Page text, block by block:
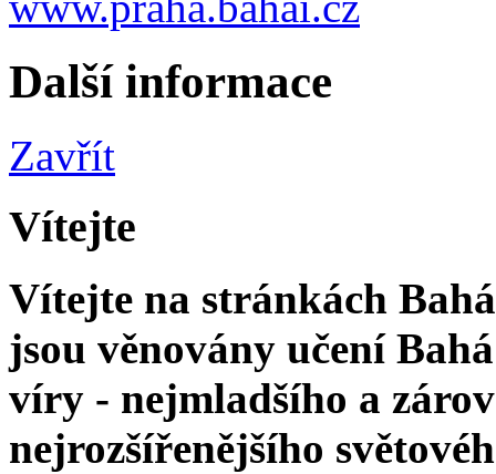
Další informace
Zavřít
Vítejte
Vítejte na stránkách
jsou věnovány učení
víry - nejmladšího a
nejrozšířenějšího